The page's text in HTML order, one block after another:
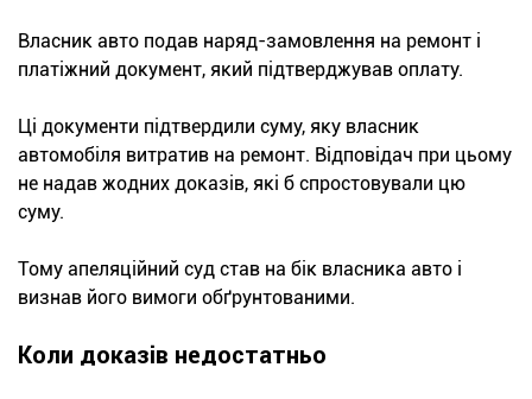
Власник авто подав наряд-замовлення на ремонт і
платіжний документ, який підтверджував оплату.
Ці документи підтвердили суму, яку власник
автомобіля витратив на ремонт. Відповідач при цьому
не надав жодних доказів, які б спростовували цю
суму.
Тому апеляційний суд став на бік власника авто і
визнав його вимоги обґрунтованими.
Коли доказів недостатньо